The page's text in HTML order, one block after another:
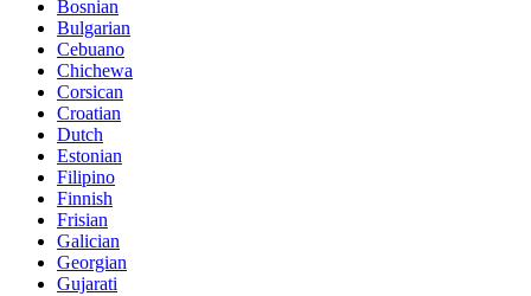
Bosnian
Bulgarian
Cebuano
Chichewa
Corsican
Croatian
Dutch
Estonian
Filipino
Finnish
Frisian
Galician
Georgian
Gujarati